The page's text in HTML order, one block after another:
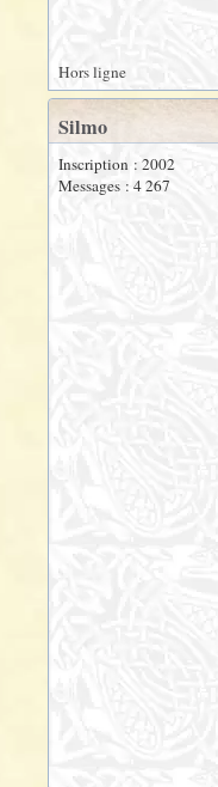
Hors ligne
Silmo
Inscription : 2002
Messages : 4 267